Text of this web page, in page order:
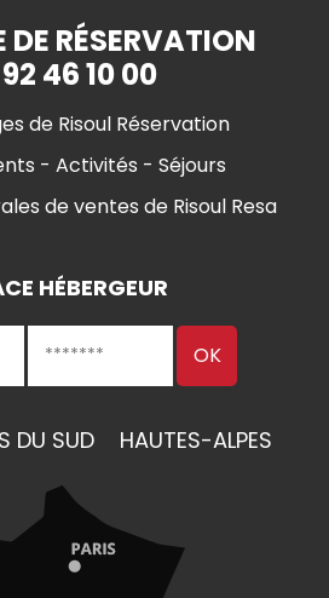
DE RÉSERVATION
46 10 00
de Risoul Réservation
- Activités - Séjours
de ventes de Risoul Resa
HÉBERGEUR
DU SUD HAUTES-ALPES